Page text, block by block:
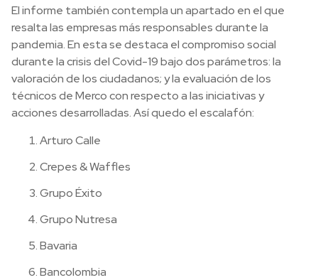
El informe también contempla un apartado en el que
resalta las empresas más responsables durante la
pandemia. En esta se destaca el compromiso social
durante la crisis del Covid-19 bajo dos parámetros: la
valoración de los ciudadanos; y la evaluación de los
técnicos de Merco con respecto a las iniciativas y
acciones desarrolladas.Así quedo el escalafón:
Arturo Calle
Crepes & Waffles
Grupo Éxito
Grupo Nutresa
Bavaria
Bancolombia